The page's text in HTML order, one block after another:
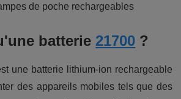
de poche rechargeables
batterie 21700 ?
une batterie lithium-ion rechargeable
des appareils mobiles tels que des